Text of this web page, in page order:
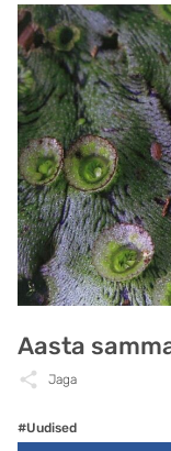
Aasta
Jaga
#Uudised